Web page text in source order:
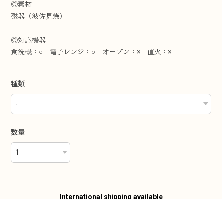
◎素材
磁器（波佐見焼）
◎対応機器
食洗機：○ 電子レンジ：○ オーブン：× 直火：×
種類
数量
International shipping available